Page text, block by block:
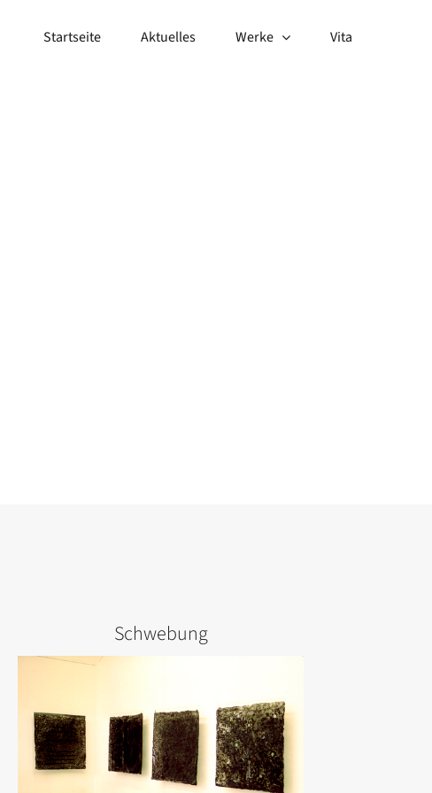
Startseite Aktuelles Werke Vita
Schwebung